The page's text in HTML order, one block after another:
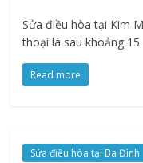
Sửa điều hòa tại Kim
thoại là sau khoảng 15
Read more
Sửa điều hòa tại Ba Đình